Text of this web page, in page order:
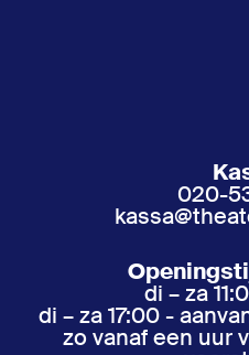
020-
di – za
di – za 17:00 -
zo vanaf een uur